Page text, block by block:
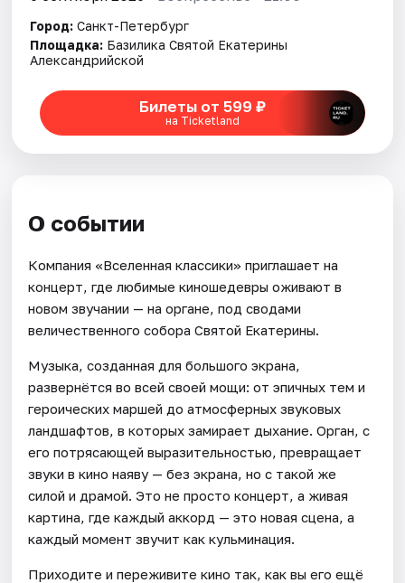
Город: Санкт-Петербург
Площадка: Базилика Святой Екатерины
Александрийской
Билеты от 599 ₽
на Ticketland
О событии
Компания «Вселенная классики» приглашает на
концерт, где любимые киношедевры оживают в
новом звучании — на органе, под сводами
величественного собора Святой Екатерины.
Музыка, созданная для большого экрана,
развернётся во всей своей мощи: от эпичных тем и
героических маршей до атмосферных звуковых
ландшафтов, в которых замирает дыхание. Орган, с
его потрясающей выразительностью, превращает
звуки в кино наяву — без экрана, но с такой же
силой и драмой. Это не просто концерт, а живая
картина, где каждый аккорд — это новая сцена, а
каждый момент звучит как кульминация.
Приходите и переживите кино так, как вы его ещё